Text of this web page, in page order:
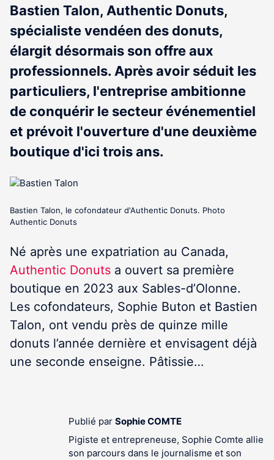
Bastien Talon, Authentic Donuts,
spécialiste vendéen des donuts,
élargit désormais son offre aux
professionnels. Après avoir séduit les
particuliers, l'entreprise ambitionne
de conquérir le secteur événementiel
et prévoit l'ouverture d'une deuxième
boutique d'ici trois ans.
Bastien Talon, le cofondateur d'Authentic Donuts. Photo
Authentic Donuts
Né après une expatriation au Canada,
Authentic Donuts a ouvert sa première
boutique en 2023 aux Sables-d’Olonne.
Les cofondateurs, Sophie Buton et Bastien
Talon, ont vendu près de quinze mille
donuts l’année dernière et envisagent déjà
une seconde enseigne. Pâtissie…
Publié par Sophie COMTE
Pigiste et entrepreneuse, Sophie Comte allie
son parcours dans le journalisme et son